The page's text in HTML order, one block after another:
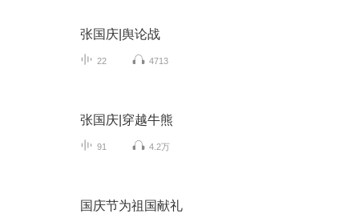
张国庆|舆论战
22 4713
张国庆|穿越牛熊
91 4.2万
国庆节为祖国献礼